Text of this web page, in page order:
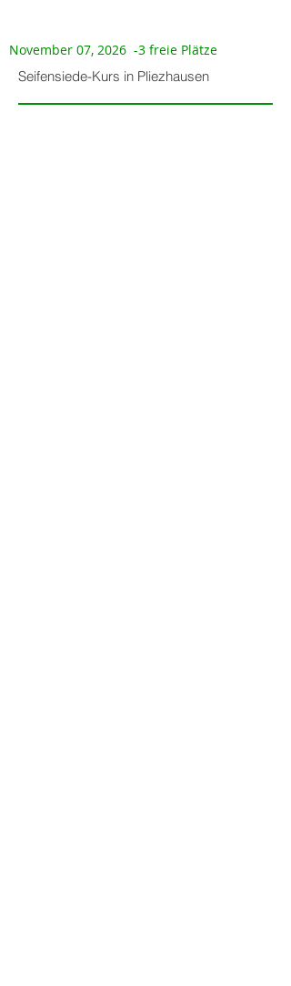
November 07, 2026 -3 freie Plätze
Seifensiede-Kurs in Pliezhausen